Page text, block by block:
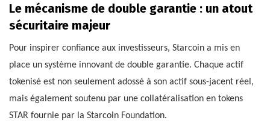
Le mécanisme de double garantie : un atout
sécuritaire majeur
Pour inspirer confiance aux investisseurs, Starcoin a mis en
place un système innovant de double garantie. Chaque actif
tokenisé est non seulement adossé à son actif sous-jacent réel,
mais également soutenu par une collatéralisation en tokens
STAR fournie par la Starcoin Foundation.